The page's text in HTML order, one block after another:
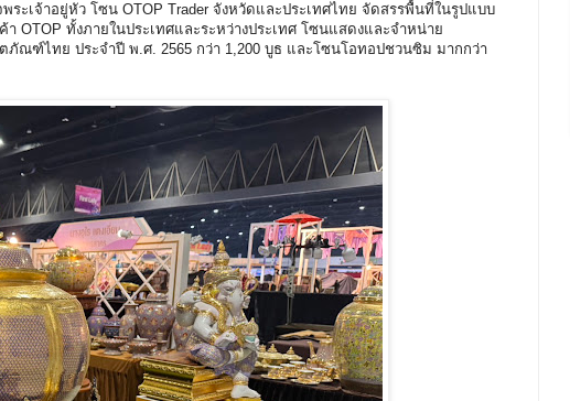
ะเจ้าอยู่หัว โซน OTOP Trader จังหวัดและประเทศไทย จัดสรรพื้นที่ในรูปแบบ
OTOP ทั้งภายในประเทศและระหว่างประเทศ โซนแสดงและจำหน่าย
ณฑ์ไทย ประจำปี พ.ศ. 2565 กว่า 1,200 บูธ และโซนโอทอปชวนซิม มากกว่า